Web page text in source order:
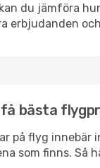
du jämföra
erbjudanden
bästa
på flyg innebär
som finns. Så